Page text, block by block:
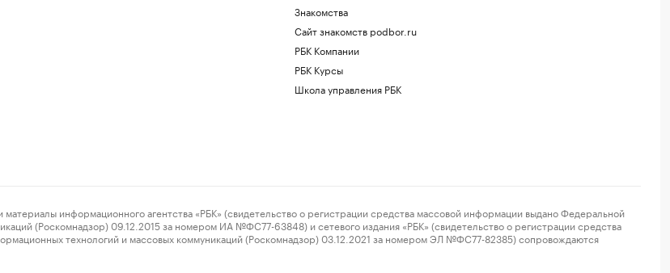
Знакомства
Сайт знакомств podbor.ru
РБК Компании
РБК Курсы
Школа управления РБК
информационного агентства «РБК» (свидетельство о регистрации средства массовой информации выдано Федеральной
(Роскомнадзор) 09.12.2015 за номером ИА №ФС77-63848) и сетевого издания «РБК» (свидетельство о регистрации средства
технологий и массовых коммуникаций (Роскомнадзор) 03.12.2021 за номером ЭЛ №ФС77-82385) сопровождаются